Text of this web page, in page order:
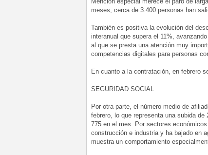
meses, cerca de 3.400 personas han
También es positiva la evolución del
interanual que supera el 11%,
al que se presta una atención muy
competencias digitales para personas
En cuanto a la contratación, en febrero
SEGURIDAD SOCIAL
Por otra parte, el número medio de
febrero, lo que representa una subida
775 en el mes. Por sectores
construcción e industria y ha bajado en
muestra un comportamiento